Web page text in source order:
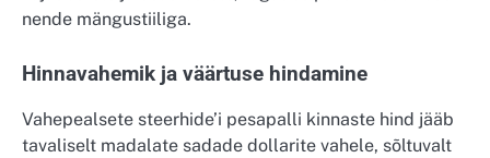
nende mängustiiliga.
Hinnavahemik ja väärtuse hindamine
Vahepealsete steerhide’i pesapalli kinnaste hind jääb
tavaliselt madalate sadade dollarite vahele, sõltuvalt